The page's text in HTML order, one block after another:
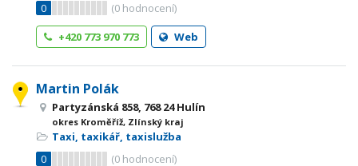
0
(0 hodnocení)
+420 773 970 773
Web
Martin Polák
Partyzánská 858, 768 24 Hulín
okres Kroměříž, Zlínský kraj
Taxi, taxikář, taxislužba
0
(0 hodnocení)